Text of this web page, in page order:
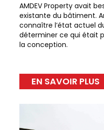
AMDEV Property avait
existante du bâtiment.
connaître l’état actuel
déterminer ce qui était
la conception.
EN SAVOIR PLUS